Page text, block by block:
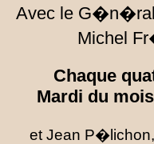
Avec le
Michel
Chaque
Mardi du
et Jean